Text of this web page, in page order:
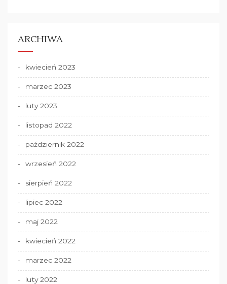
ARCHIWA
kwiecień 2023
marzec 2023
luty 2023
listopad 2022
październik 2022
wrzesień 2022
sierpień 2022
lipiec 2022
maj 2022
kwiecień 2022
marzec 2022
luty 2022